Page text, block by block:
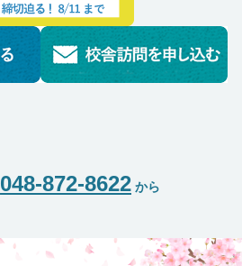
048-872-8622 から